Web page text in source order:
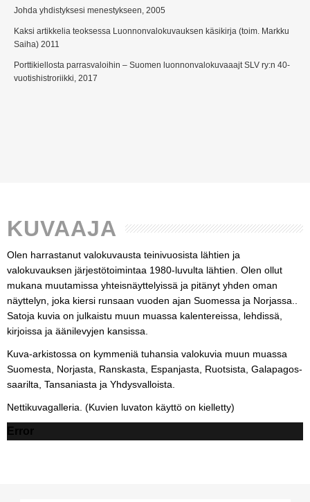
Johda yhdistyksesi menestykseen, 2005
Kaksi artikkelia teoksessa Luonnonvalokuvauksen käsikirja (toim. Markku
Saiha) 2011
Porttikiellosta parrasvaloihin – Suomen luonnonvalokuvaaajt SLV ry:n 40-
vuotishistroriikki, 2017
KUVAAJA
Olen harrastanut valokuvausta teinivuosista lähtien ja
valokuvauksen järjestötoimintaa 1980-luvulta lähtien. Olen ollut
mukana muutamissa yhteisnäyttelyissä ja pitänyt yhden oman
näyttelyn, joka kiersi runsaan vuoden ajan Suomessa ja Norjassa..
Satoja kuvia on julkaistu muun muassa kalentereissa, lehdissä,
kirjoissa ja äänilevyjen kansissa.
Kuva-arkistossa on kymmeniä tuhansia valokuvia muun muassa
Suomesta, Norjasta, Ranskasta, Espanjasta, Ruotsista, Galapagos-
saarilta, Tansaniasta ja Yhdysvalloista.
Nettikuvagalleria. (Kuvien luvaton käyttö on kielletty)
Error